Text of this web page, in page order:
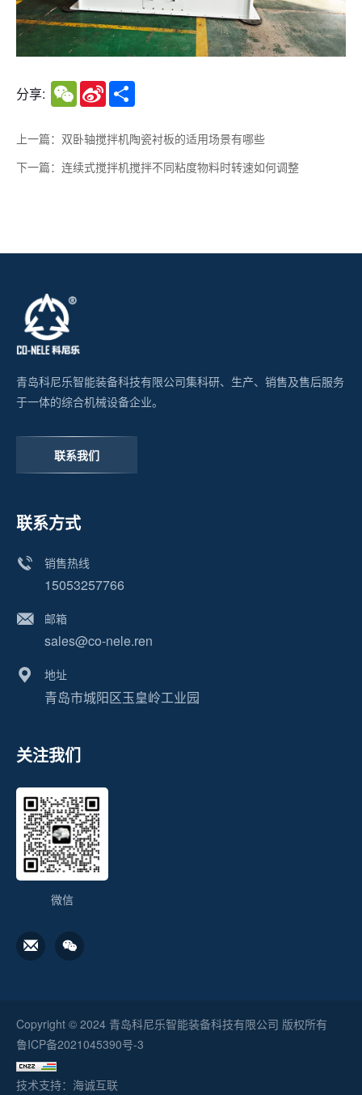
分享: WeChatSina
Weibo
上一篇：双卧轴搅拌机陶瓷衬板的适用场景有哪些
下一篇：连续式搅拌机搅拌不同粘度物料时转速如何调整
青岛科尼乐智能装备科技有限公司集科研、生产、销售及售后服务
于一体的综合机械设备企业。
联系我们
联系方式
销售热线
15053257766
邮箱
sales@co-nele.ren
地址
青岛市城阳区玉皇岭工业园
关注我们
微信
Copyright © 2024 青岛科尼乐智能装备科技有限公司 版权所有
鲁ICP备2021045390号-3
技术支持：海诚互联